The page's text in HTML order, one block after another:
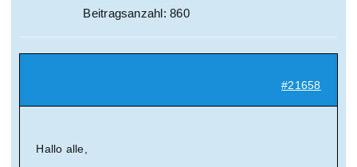
Beitragsanzahl: 860
#21658
Hallo alle,